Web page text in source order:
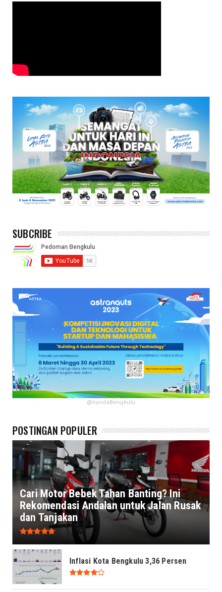
SUBCRIBE
@hondaBengkulu
POSTINGAN POPULER
Cari Motor Bebek Tahan Banting? Ini
Rekomendasi Andalan untuk Jalan Rusak
dan Tanjakan
Inflasi Kota Bengkulu 3,36 Persen